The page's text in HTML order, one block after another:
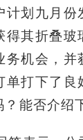
划九月份
得其折叠
务机会，并
单打下了
能否介绍